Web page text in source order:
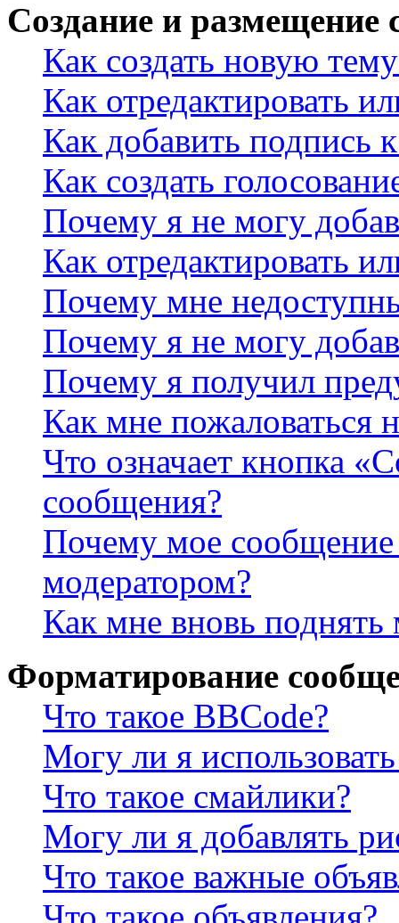
Создание и размещение
Как создать новую
Как отредактировать
Как добавить подпись
Как создать
Почему я не могу
Как отредактировать
Почему мне
Почему я не могу
Почему я получил
Как мне пожаловаться
Что означает кнопка
сообщения?
Почему мое сообщение
модератором?
Как мне вновь
Форматирование
Что такое BBCode?
Могу ли я
Что такое смайлики?
Могу ли я добавлять
Что такое важные